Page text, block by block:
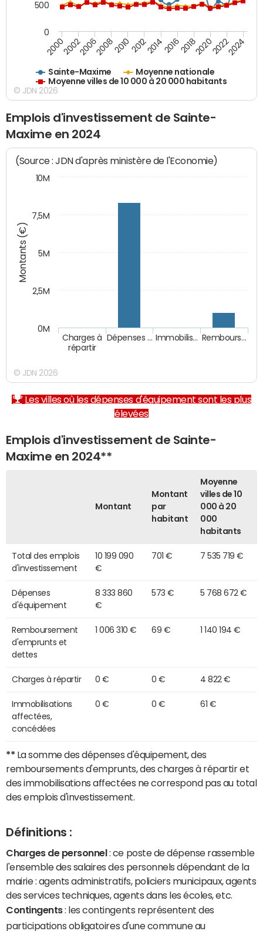
Sainte-Maxime
Moyenne nationale
Moyenne villes de 10 000 à 20 000 habitants
200020022006200820102012201420162018202020222024
0
500
© JDN 2026
Emplois d'investissement de Sainte-
Maxime en 2024
Montants (€)
(Source : JDN d'après ministère de l'Economie)
Charges à
répartir
Dépenses … Immobilis… Rembours…
0M
10M
2,5M
5M
7,5M
© JDN 2026
Les villes où les dépenses d'équipement sont les plus
élevées
Emplois d'investissement de Sainte-
Maxime en 2024**
Montant
Montant
par
habitant
Moyenne
villes de 10
000 à 20
000
habitants
Total des emplois
d'investissement
10 199 090
€
701 € 7 535 719 €
Dépenses
d'équipement
8 333 860
€
573 € 5 768 672 €
Remboursement
d'emprunts et
dettes
1 006 310 € 69 € 1 140 194 €
Charges à répartir 0 € 0 € 4 822 €
Immobilisations
affectées,
concédées
0 € 0 € 61 €
** La somme des dépenses d'équipement, des
remboursements d'emprunts, des charges à répartir et
des immobilisations affectées ne correspond pas au total
des emplois d'investissement.
Définitions :
Charges de personnel : ce poste de dépense rassemble
l'ensemble des salaires des personnels dépendant de la
mairie : agents administratifs, policiers municipaux, agents
des services techniques, agents dans les écoles, etc.
Contingents: les contingents représentent des
participations obligatoires d'une commune au